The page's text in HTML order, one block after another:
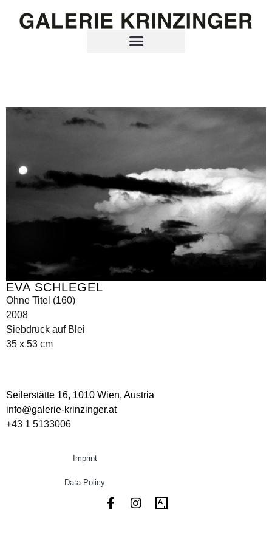
EVA SCHLEGEL
Ohne Titel (160)
2008
Siebdruck auf Blei
35 x 53 cm
Seilerstätte 16, 1010 Wien, Austria
info@galerie-krinzinger.at
+43 1 5133006
Imprint
Data Policy